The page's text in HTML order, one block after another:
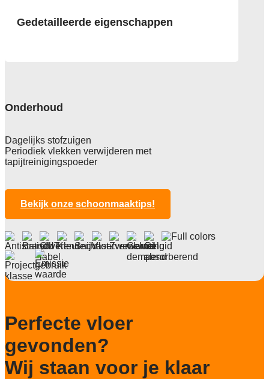
Gedetailleerde eigenschappen
100% Polyamide 6 Solution Dyed
690 gr/m2
Poolhoogte
3,1 mm
Totale hoogte
6,4 mm
ja, , 2kv
Deling
1/10"
Totaal gwicht
Onderhoud
Dagelijks stofzuigen
Periodiek vlekken verwijderen met
tapijtreinigingspoeder
Bekijk onze schoonmaaktips!
Perfecte vloer
gevonden?
Wij staan voor je klaar